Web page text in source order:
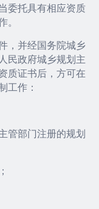
委托具有相应资质
，并经国务院城乡
民政府城乡规划主
质证书后，方可在
工作：
管部门注册的规划